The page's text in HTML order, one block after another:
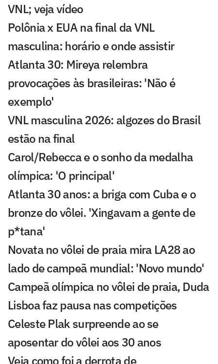
VNL; veja vídeo
Polônia x EUA na final da VNL
masculina: horário e onde assistir
Atlanta 30: Mireya relembra
provocações às brasileiras: 'Não é
exemplo'
VNL masculina 2026: algozes do Brasil
estão na final
Carol/Rebecca e o sonho da medalha
olímpica: 'O principal'
Atlanta 30 anos: a briga com Cuba e o
bronze do vôlei. 'Xingavam a gente de
p*tana'
Novata no vôlei de praia mira LA28 ao
lado de campeã mundial: 'Novo mundo'
Campeã olímpica no vôlei de praia, Duda
Lisboa faz pausa nas competições
Celeste Plak surpreende ao se
aposentar do vôlei aos 30 anos
Veja como foi a derrota de